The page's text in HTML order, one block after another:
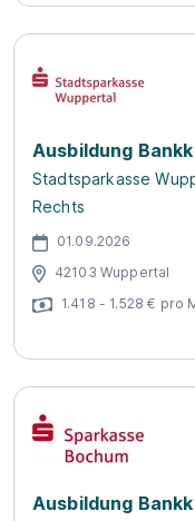
Ausbildung
Stadtsparkasse
Rechts
01.09.2026
42103 Wuppertal
1.418 - 1.528 € pro
Ausbildung